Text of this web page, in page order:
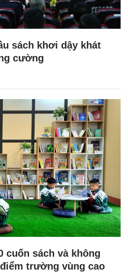
sách khơi dậy khát
cường
cuốn sách và không
trường vùng cao